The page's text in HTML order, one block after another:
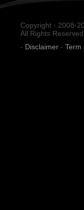
Copyright - 2008-
All Rights Reserved.
- Disclaimer - Term